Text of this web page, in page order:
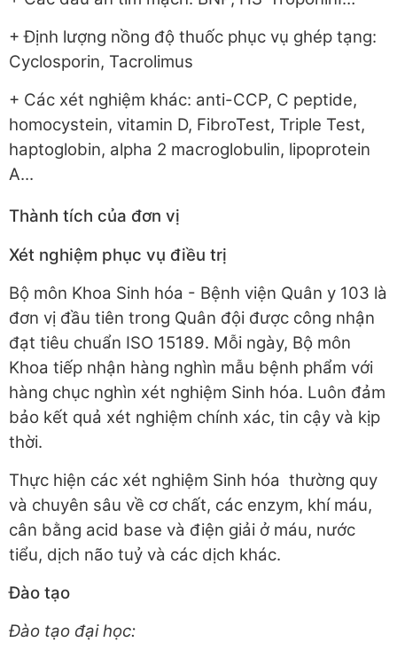
+ Định lượng nồng độ thuốc phục vụ ghép tạng:
Cyclosporin, Tacrolimus
+ Các xét nghiệm khác: anti-CCP, C peptide,
homocystein, vitamin D, FibroTest, Triple Test,
haptoglobin, alpha 2 macroglobulin, lipoprotein
A...
Thành tích của đơn vị
Xét nghiệm phục vụ điều trị
Bộ môn Khoa Sinh hóa - Bệnh viện Quân y 103 là
đơn vị đầu tiên trong Quân đội được công nhận
đạt tiêu chuẩn ISO 15189. Mỗi ngày, Bộ môn
Khoa tiếp nhận hàng nghìn mẫu bệnh phẩm với
hàng chục nghìn xét nghiệm Sinh hóa. Luôn đảm
bảo kết quả xét nghiệm chính xác, tin cậy và kịp
thời.
Thực hiện các xét nghiệm Sinh hóa thường quy
và chuyên sâu về cơ chất, các enzym, khí máu,
cân bằng acid base và điện giải ở máu, nước
tiểu, dịch não tuỷ và các dịch khác.
Đào tạo
Đào tạo đại học: